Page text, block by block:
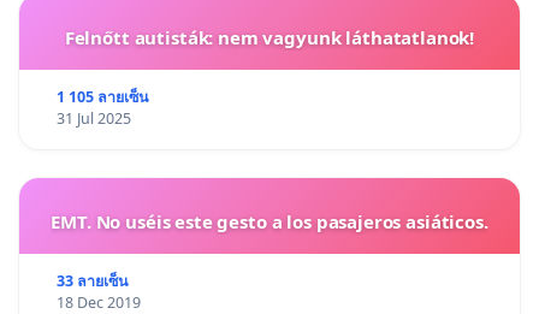
Felnőtt autisták: nem vagyunk láthatatlanok!
1 105 ลายเซ็น
31 Jul 2025
EMT. No uséis este gesto a los pasajeros asiáticos.
33 ลายเซ็น
18 Dec 2019